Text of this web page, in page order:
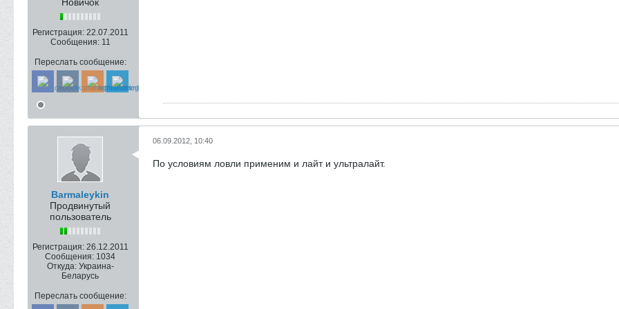
Регистрация: 22.07.2011
Сообщения: 11
Переслать сообщение:
Barmaleykin
Продвинутый
пользователь
Регистрация: 26.12.2011
Сообщения: 1034
Откуда: Украина-
Беларусь
Переслать сообщение:
06.09.2012, 10:40
По условиям ловли применим и лайт и ультралайт.